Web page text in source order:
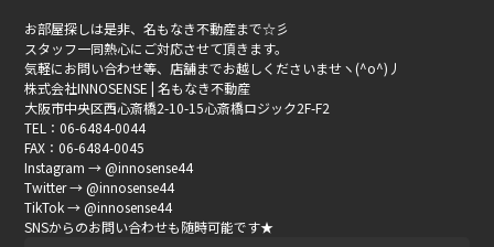
お部屋探しは是非、名もなき不動産まで☆彡
スタッフ一同熱心にご対応させて頂きます。
気軽にお問い合わせ等、店舗までお越しくださいませヽ(^o^)丿
株式会社INNOSENSE | 名もなき不動産
大阪市中央区西心斎橋2-10-15心斎橋ロジック2F-F2
TEL：06-6484-0044
FAX：06-6484-0045
Instagram → @innosense44
Twitter → @innosense44
TikTok → @innosense44
SNSからのお問い合わせも随時可能です★